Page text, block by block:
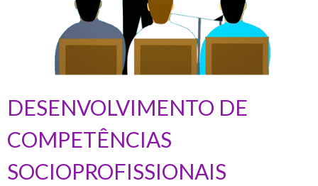
DESENVOLVIMENTO DE
COMPETÊNCIAS
SOCIOPROFISSIONAIS